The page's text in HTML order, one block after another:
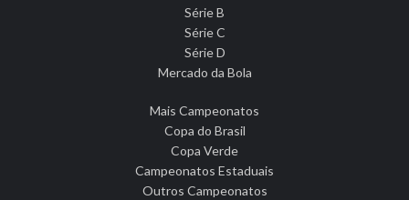
Série B
Série C
Série D
Mercado da Bola
Mais Campeonatos
Copa do Brasil
Copa Verde
Campeonatos Estaduais
Outros Campeonatos